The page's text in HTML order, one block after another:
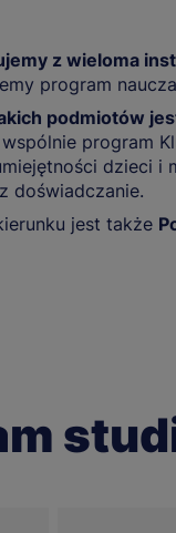
z wieloma
program
podmiotów
program
dzieci i
doświadczanie.
jest także